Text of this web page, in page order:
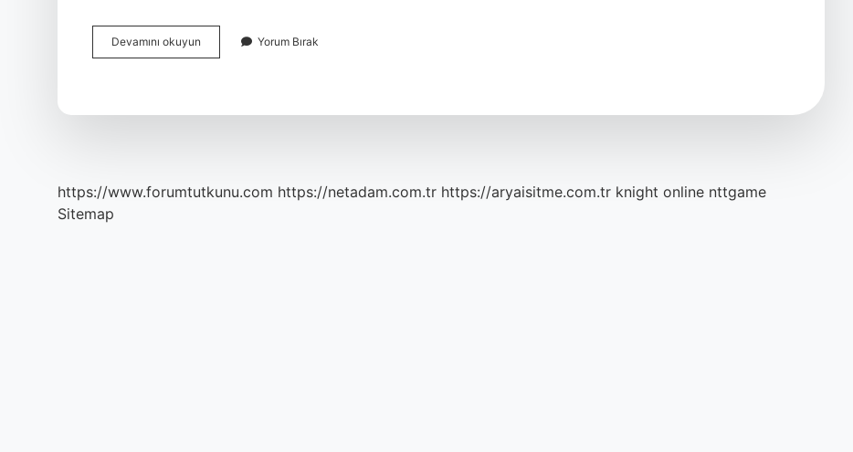
Devamını okuyun Ümraniyeden
Akasya
Yorum Bırak
https://www.forumtutkunu.com https://netadam.com.tr https://aryaisitme.com.tr knight online nttgame
Sitemap